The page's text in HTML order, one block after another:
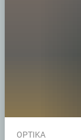
OPTIKA